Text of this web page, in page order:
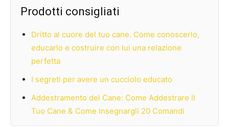
Prodotti consigliati
Dritto al cuore del tuo cane. Come conoscerlo,
educarlo e costruire con lui una relazione
perfetta
I segreti per avere un cucciolo educato
Addestramento del Cane: Come Addestrare Il
Tuo Cane & Come Insegnargli 20 Comandi